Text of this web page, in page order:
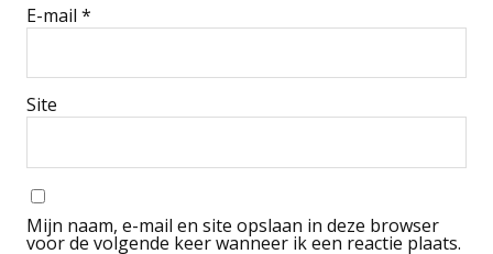
E-mail *
Site
Mijn naam, e-mail en site opslaan in deze browser
voor de volgende keer wanneer ik een reactie plaats.